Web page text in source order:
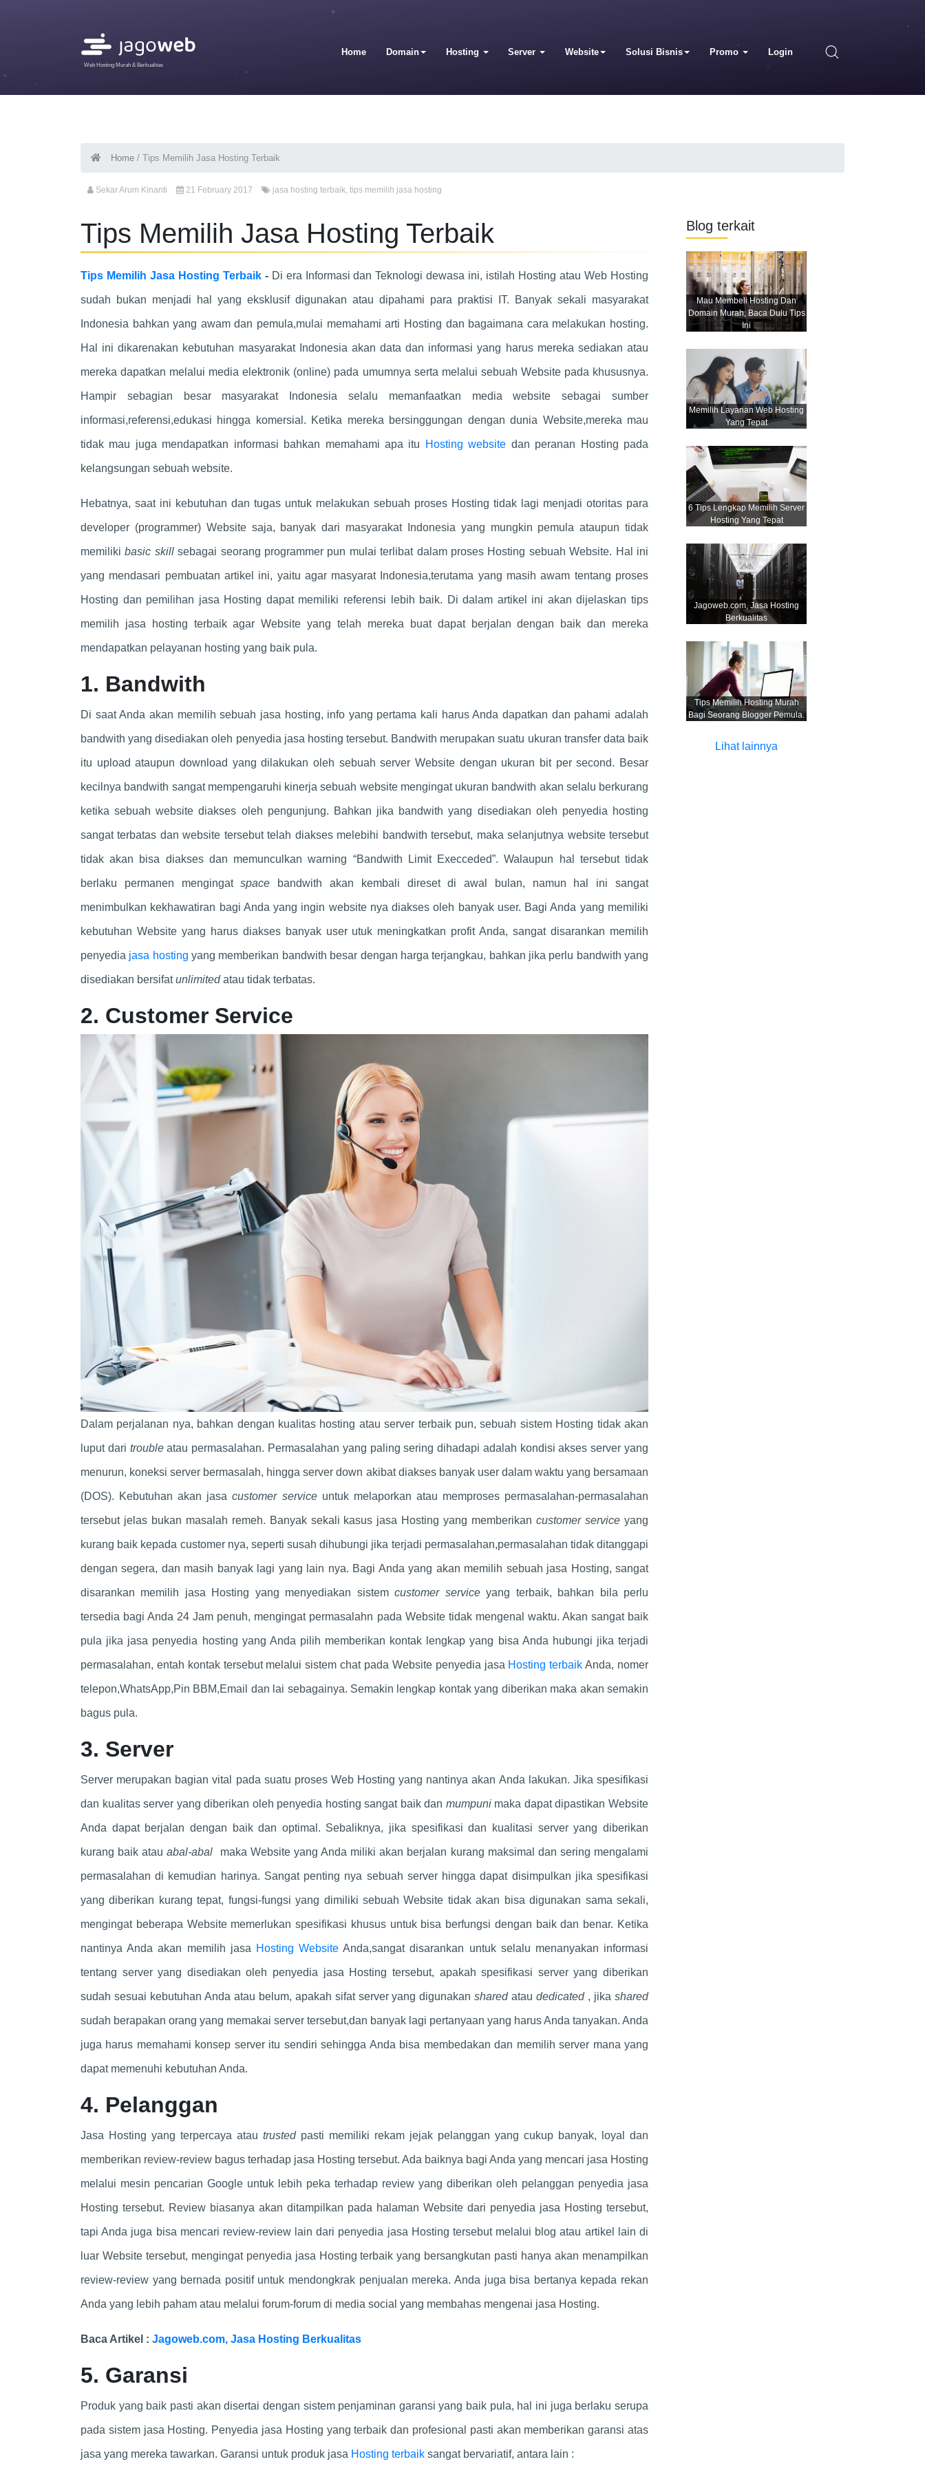
Web Hosting Murah & Berkualitas
Home Domain Hosting Server Website Solusi Bisnis Promo Login
Home / Tips Memilih Jasa Hosting Terbaik
Sekar Arum Kinanti 21 February 2017 jasa hosting terbaik, tips memilih jasa hosting
Tips Memilih Jasa Hosting Terbaik
Tips Memilih Jasa Hosting Terbaik- Di era Informasi dan Teknologi dewasa ini, istilah Hosting atau Web Hosting
sudah bukan menjadi hal yang eksklusif digunakan atau dipahami para praktisi IT. Banyak sekali masyarakat
Indonesia bahkan yang awam dan pemula,mulai memahami arti Hosting dan bagaimana cara melakukan hosting.
Hal ini dikarenakan kebutuhan masyarakat Indonesia akan data dan informasi yang harus mereka sediakan atau
mereka dapatkan melalui media elektronik (online) pada umumnya serta melalui sebuah Website pada khususnya.
Hampir sebagian besar masyarakat Indonesia selalu memanfaatkan media website sebagai sumber
informasi,referensi,edukasi hingga komersial. Ketika mereka bersinggungan dengan dunia Website,mereka mau
tidak mau juga mendapatkan informasi bahkan memahami apa itu Hosting website dan peranan Hosting pada
kelangsungan sebuah website.
Hebatnya, saat ini kebutuhan dan tugas untuk melakukan sebuah proses Hosting tidak lagi menjadi otoritas para
developer (programmer) Website saja, banyak dari masyarakat Indonesia yang mungkin pemula ataupun tidak
memilikibasic skillsebagai seorang programmer pun mulai terlibat dalam proses Hosting sebuah Website. Hal ini
yang mendasari pembuatan artikel ini, yaitu agar masyarat Indonesia,terutama yang masih awam tentang proses
Hosting dan pemilihan jasa Hosting dapat memiliki referensi lebih baik. Di dalam artikel ini akan dijelaskan tips
memilih jasa hosting terbaik agar Website yang telah mereka buat dapat berjalan dengan baik dan mereka
mendapatkan pelayanan hosting yang baik pula.
1. Bandwith
Di saat Anda akan memilih sebuah jasa hosting, info yang pertama kali harus Anda dapatkan dan pahami adalah
bandwith yang disediakan oleh penyedia jasa hosting tersebut. Bandwith merupakan suatu ukuran transfer data baik
itu upload ataupun download yang dilakukan oleh sebuah server Website dengan ukuran bit per second. Besar
kecilnya bandwith sangat mempengaruhi kinerja sebuah website mengingat ukuran bandwith akan selalu berkurang
ketika sebuah website diakses oleh pengunjung. Bahkan jika bandwith yang disediakan oleh penyedia hosting
sangat terbatas dan website tersebut telah diakses melebihi bandwith tersebut, maka selanjutnya website tersebut
tidak akan bisa diakses dan memunculkan warning “Bandwith Limit Execceded”. Walaupun hal tersebut tidak
berlaku permanen mengingatspace bandwith akan kembali direset di awal bulan, namun hal ini sangat
menimbulkan kekhawatiran bagi Anda yang ingin website nya diakses oleh banyak user. Bagi Anda yang memiliki
kebutuhan Website yang harus diakses banyak user utuk meningkatkan profit Anda, sangat disarankan memilih
penyedia jasa hosting yang memberikan bandwith besar dengan harga terjangkau, bahkan jika perlu bandwith yang
disediakan bersifatunlimitedatau tidak terbatas.
2. Customer Service
Dalam perjalanan nya, bahkan dengan kualitas hosting atau server terbaik pun, sebuah sistem Hosting tidak akan
luput dari troubleatau permasalahan. Permasalahan yang paling sering dihadapi adalah kondisi akses server yang
menurun, koneksi server bermasalah, hingga server down akibat diakses banyak user dalam waktu yang bersamaan
(DOS). Kebutuhan akan jasacustomer service untuk melaporkan atau memproses permasalahan-permasalahan
tersebut jelas bukan masalah remeh. Banyak sekali kasus jasa Hosting yang memberikancustomer serviceyang
kurang baik kepada customer nya, seperti susah dihubungi jika terjadi permasalahan,permasalahan tidak ditanggapi
dengan segera, dan masih banyak lagi yang lain nya. Bagi Anda yang akan memilih sebuah jasa Hosting, sangat
disarankan memilih jasa Hosting yang menyediakan sistemcustomer serviceyang terbaik, bahkan bila perlu
tersedia bagi Anda 24 Jam penuh, mengingat permasalahn pada Website tidak mengenal waktu. Akan sangat baik
pula jika jasa penyedia hosting yang Anda pilih memberikan kontak lengkap yang bisa Anda hubungi jika terjadi
permasalahan, entah kontak tersebut melalui sistem chat pada Website penyedia jasa Hosting terbaik Anda, nomer
telepon,WhatsApp,Pin BBM,Email dan lai sebagainya. Semakin lengkap kontak yang diberikan maka akan semakin
bagus pula.
3. Server
Server merupakan bagian vital pada suatu proses Web Hosting yang nantinya akan Anda lakukan. Jika spesifikasi
dan kualitas server yang diberikan oleh penyedia hosting sangat baik dan mumpuni maka dapat dipastikan Website
Anda dapat berjalan dengan baik dan optimal. Sebaliknya, jika spesifikasi dan kualitasi server yang diberikan
kurang baik atauabal-abal maka Website yang Anda miliki akan berjalan kurang maksimal dan sering mengalami
permasalahan di kemudian harinya. Sangat penting nya sebuah server hingga dapat disimpulkan jika spesifikasi
yang diberikan kurang tepat, fungsi-fungsi yang dimiliki sebuah Website tidak akan bisa digunakan sama sekali,
mengingat beberapa Website memerlukan spesifikasi khusus untuk bisa berfungsi dengan baik dan benar. Ketika
nantinya Anda akan memilih jasa Hosting WebsiteAnda,sangat disarankan untuk selalu menanyakan informasi
tentang server yang disediakan oleh penyedia jasa Hosting tersebut, apakah spesifikasi server yang diberikan
sudah sesuai kebutuhan Anda atau belum, apakah sifat server yang digunakansharedataudedicated , jika shared
sudah berapakan orang yang memakai server tersebut,dan banyak lagi pertanyaan yang harus Anda tanyakan. Anda
juga harus memahami konsep server itu sendiri sehingga Anda bisa membedakan dan memilih server mana yang
dapat memenuhi kebutuhan Anda.
4. Pelanggan
Jasa Hosting yang terpercaya atau trusted pasti memiliki rekam jejak pelanggan yang cukup banyak, loyal dan
memberikan review-review bagus terhadap jasa Hosting tersebut. Ada baiknya bagi Anda yang mencari jasa Hosting
melalui mesin pencarian Google untuk lebih peka terhadap review yang diberikan oleh pelanggan penyedia jasa
Hosting tersebut. Review biasanya akan ditampilkan pada halaman Website dari penyedia jasa Hosting tersebut,
tapi Anda juga bisa mencari review-review lain dari penyedia jasa Hosting tersebut melalui blog atau artikel lain di
luar Website tersebut, mengingat penyedia jasa Hosting terbaik yang bersangkutan pasti hanya akan menampilkan
review-review yang bernada positif untuk mendongkrak penjualan mereka. Anda juga bisa bertanya kepada rekan
Anda yang lebih paham atau melalui forum-forum di media social yang membahas mengenai jasa Hosting.
Baca Artikel : Jagoweb.com, Jasa Hosting Berkualitas
5. Garansi
Produk yang baik pasti akan disertai dengan sistem penjaminan garansi yang baik pula, hal ini juga berlaku serupa
pada sistem jasa Hosting. Penyedia jasa Hosting yang terbaik dan profesional pasti akan memberikan garansi atas
jasa yang mereka tawarkan. Garansi untuk produk jasa Hosting terbaik sangat bervariatif, antara lain :
Blog terkait
Mau Membeli Hosting Dan
Domain Murah, Baca Dulu Tips
Ini
Memilih Layanan Web Hosting
Yang Tepat
6 Tips Lengkap Memilih Server
Hosting Yang Tepat
Jagoweb.com, Jasa Hosting
Berkualitas
Tips Memilih Hosting Murah
Bagi Seorang Blogger Pemula.
Lihat lainnya